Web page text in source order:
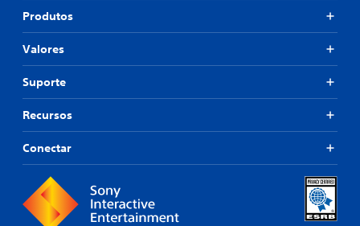
Produtos
Valores
Suporte
Recursos
Conectar